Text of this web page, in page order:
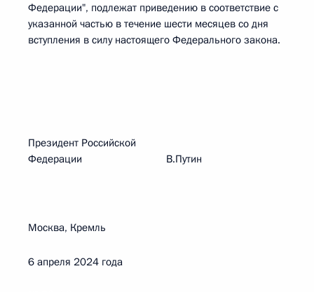
Федерации", подлежат приведению в соответствие с
указанной частью в течение шести месяцев со дня
вступления в силу настоящего Федерального закона.
Президент Российской
Федерации В.Путин
Москва, Кремль
6 апреля 2024 года